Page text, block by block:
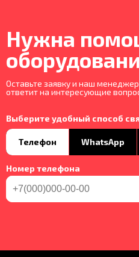
Нужна
Оставьте заявку и наш
ответит на интересующие
Выберите удобный способ
Телефон WhatsApp
Номер телефона